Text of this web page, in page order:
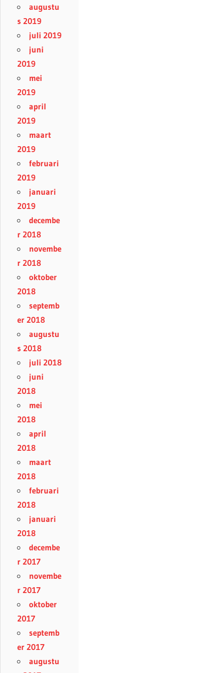
augustu
s 2019
juli 2019
juni
2019
mei
2019
april
2019
maart
2019
februari
2019
januari
2019
decembe
r 2018
novembe
r 2018
oktober
2018
septemb
er 2018
augustu
s 2018
juli 2018
juni
2018
mei
2018
april
2018
maart
2018
februari
2018
januari
2018
decembe
r 2017
novembe
r 2017
oktober
2017
septemb
er 2017
augustu